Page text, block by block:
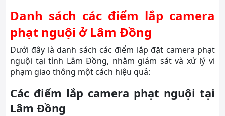
Danh sách các điểm lắp camera
phạt nguội ở Lâm Đồng
Dưới đây là danh sách các điểm lắp đặt camera phạt
nguội tại tỉnh Lâm Đồng, nhằm giám sát và xử lý vi
phạm giao thông một cách hiệu quả:
Các điểm lắp camera phạt nguội tại
Lâm Đồng